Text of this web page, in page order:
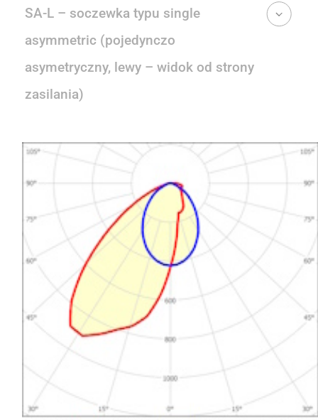
SA-L – soczewka typu single
asymmetric (pojedynczo
asymetryczny, lewy – widok od strony
zasilania)